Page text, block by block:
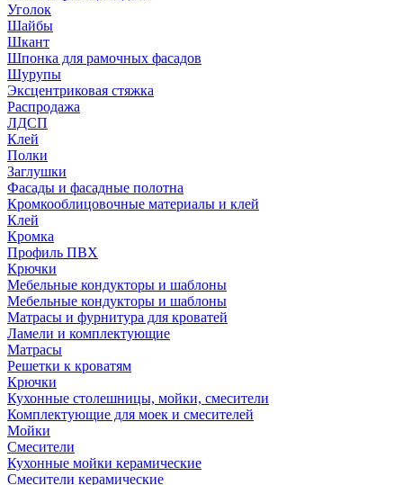
Уголок
Шайбы
Шкант
Шпонка для рамочных фасадов
Шурупы
Эксцентриковая стяжка
Распродажа
ЛДСП
Клей
Полки
Заглушки
Фасады и фасадные полотна
Кромкооблицовочные материалы и клей
Клей
Кромка
Профиль ПВХ
Крючки
Мебельные кондукторы и шаблоны
Мебельные кондукторы и шаблоны
Матрасы и фурнитура для кроватей
Ламели и комплектующие
Матрасы
Решетки к кроватям
Крючки
Кухонные столешницы, мойки, смесители
Комплектующие для моек и смесителей
Мойки
Смесители
Кухонные мойки керамические
Смесители керамические